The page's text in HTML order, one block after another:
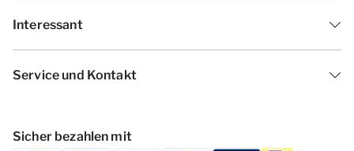
Interessant
Service und Kontakt
Sicher bezahlen mit